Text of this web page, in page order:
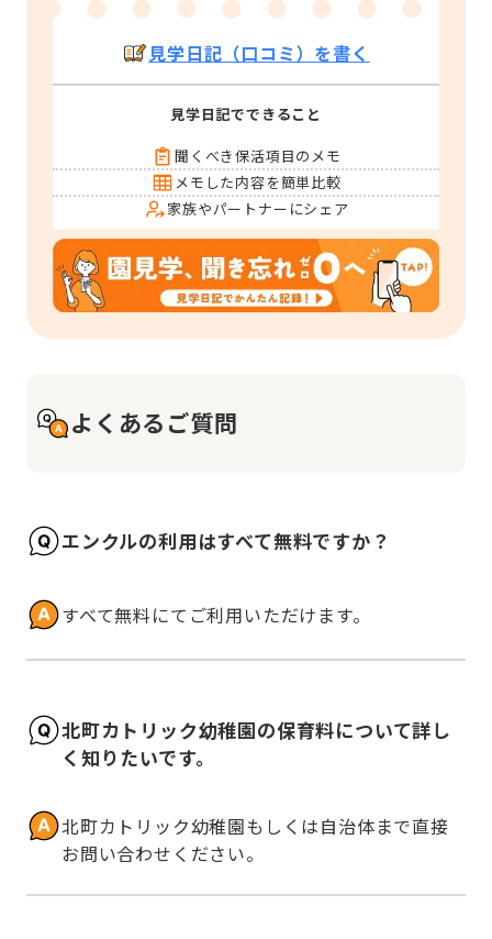
見学日記（口コミ）を書く
見学日記でできること
聞くべき保活項目のメモ
メモした内容を簡単比較
家族やパートナーにシェア
よくあるご質問
エンクルの利用はすべて無料ですか？
すべて無料にてご利用いただけます。
北町カトリック幼稚園の保育料について詳し
く知りたいです。
北町カトリック幼稚園もしくは自治体まで直接
お問い合わせください。